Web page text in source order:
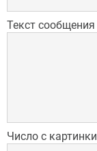
Текст сообщения
Число с картинки